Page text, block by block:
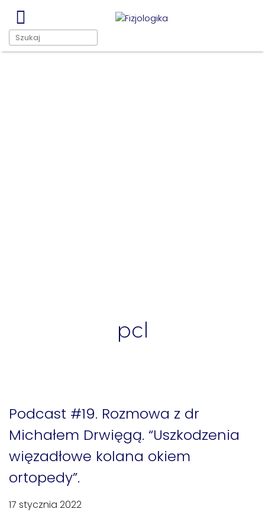
pcl
Podcast #19. Rozmowa z dr
Michałem Drwięgą. “Uszkodzenia
więzadłowe kolana okiem
ortopedy”.
17 stycznia 2022